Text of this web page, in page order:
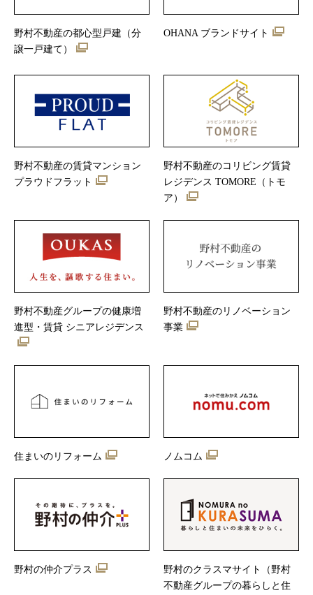
野村不動産の都心型戸建（分
譲一戸建て）
OHANA ブランドサイト
野村不動産の賃貸マンション
プラウドフラット
野村不動産のコリビング賃貸
レジデンス TOMORE（トモ
ア）
野村不動産グループの健康増
進型・賃貸 シニアレジデンス
野村不動産のリノベーション
事業
住まいのリフォーム ノムコム
野村の仲介プラス
野村のクラスマサイト（野村
不動産グループの暮らしと住